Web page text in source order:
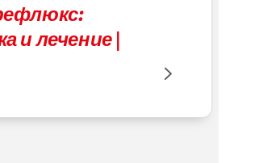
и лечение |